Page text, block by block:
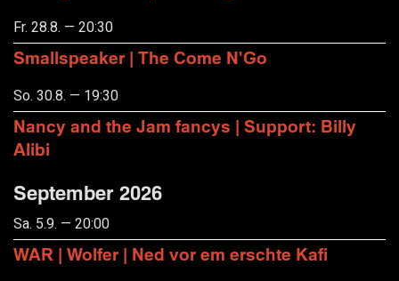
Fr. 28.8. — 20:30
Smallspeaker | The Come N'Go
So. 30.8. — 19:30
Nancy and the Jam fancys | Support: Billy
Alibi
September 2026
Sa. 5.9. — 20:00
WAR | Wolfer | Ned vor em erschte Kafi